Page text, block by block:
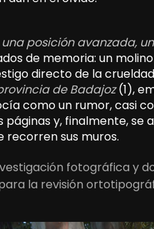
una posición avanzada,
de memoria: un
directo de la
de Badajoz(1),
como un rumor, casi
páginas y, finalmente, se
recorren sus muros.
fotográfica y
la revisión